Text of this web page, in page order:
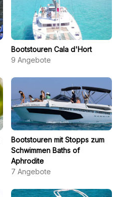
Bootstouren Cala d'Hort
9 Angebote
Bootstouren mit Stopps zum
Schwimmen Baths of
Aphrodite
7 Angebote